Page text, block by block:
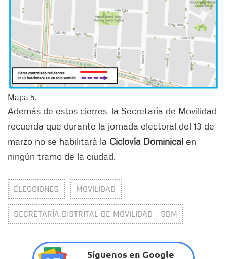
Mapa 5.
Además de estos cierres, la Secretaría de Movilidad
recuerda que durante la jornada electoral del 13 de
marzo no se habilitará la Ciclovía Dominical en
ningún tramo de la ciudad.
ELECCIONES MOVILIDAD
SECRETARÍA DISTRITAL DE MOVILIDAD - SDM
Síguenos en Google